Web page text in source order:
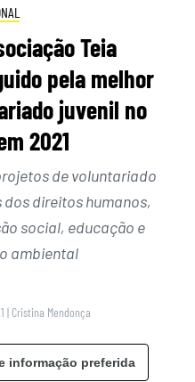
Teia
pela melhor
juvenil no
2021
de voluntariado
direitos humanos,
social, educação e
ambiental
| Cristina Mendonça
informação preferida